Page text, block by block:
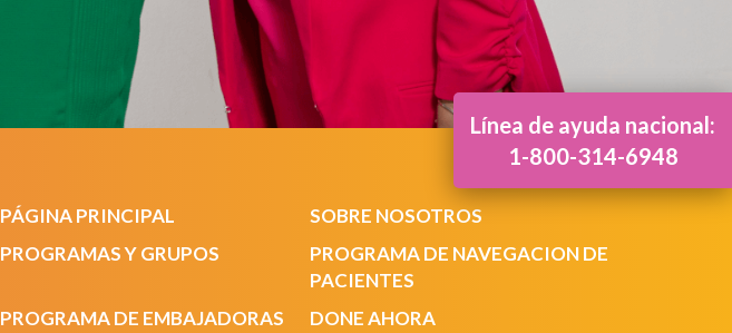
PÁGINA PRINCIPAL
SOBRE NOSOTROS
PROGRAMAS Y GRUPOS
PROGRAMA DE NAVEGACION DE
PACIENTES
PROGRAMA DE EMBAJADORAS
DONE AHORA
Línea de ayuda nacional:
1-800-314-6948